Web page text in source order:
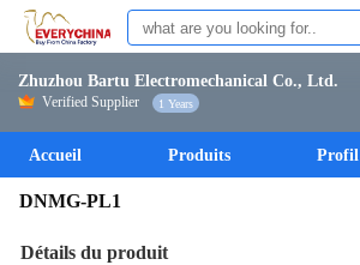
Zhuzhou Bartu Electromechanical Co., Ltd.
Verified Supplier 1 Years
Accueil Produits Profil
DNMG-PL1
Détails du produit